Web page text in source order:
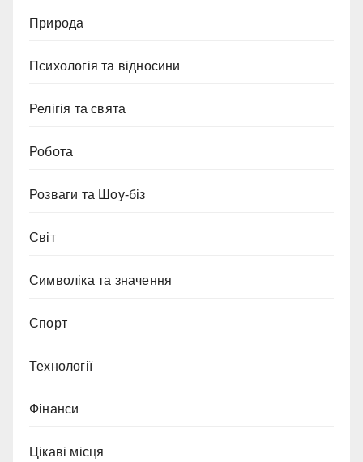
Природа
Психологія та відносини
Релігія та свята
Робота
Розваги та Шоу-біз
Світ
Символіка та значення
Спорт
Технології
Фінанси
Цікаві місця